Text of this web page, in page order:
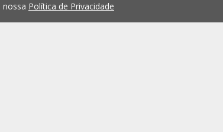
nossa Política de Privacidade